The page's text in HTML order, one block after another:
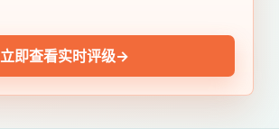
立即查看实时评级→